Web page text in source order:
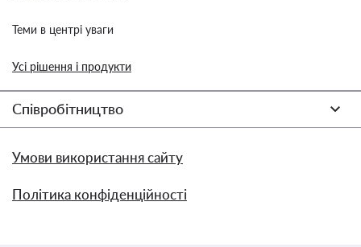
Теми в центрі уваги
Усі рішення і продукти
Співробітництво
Умови використання сайту
Політика конфіденційності